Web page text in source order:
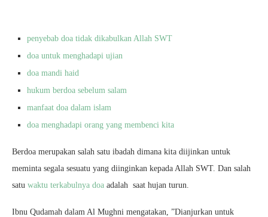
penyebab doa tidak dikabulkan Allah SWT
doa untuk menghadapi ujian
doa mandi haid
hukum berdoa sebelum salam
manfaat doa dalam islam
doa menghadapi orang yang membenci kita
Berdoa merupakan salah satu ibadah dimana kita diijinkan untuk
meminta segala sesuatu yang diinginkan kepada Allah SWT. Dan salah
satu waktu terkabulnya doa adalah saat hujan turun.
Ibnu Qudamah dalam Al Mughni mengatakan, ”Dianjurkan untuk